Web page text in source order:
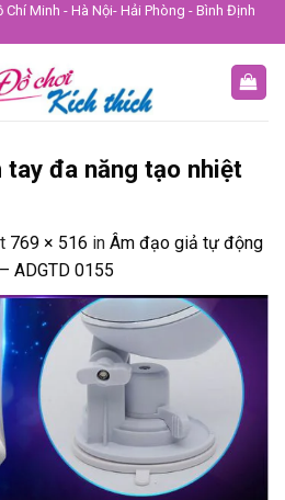
Minh - Hà Nội- Hải Phòng - Bình Định
đa năng tạo nhiệt
769 × 516 in Âm đạo giả tự động
ADGTD 0155